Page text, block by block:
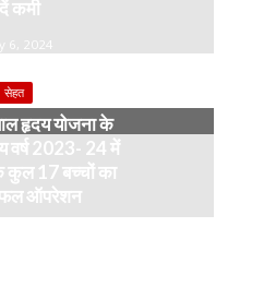
दें कमी
6, 2024
सेहत
हृदय योजना के
वर्ष 2023- 24 में
कुल 17 बच्चों का
ऑपरेशन